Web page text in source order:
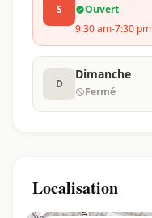
S
Ouvert
9:30 am-7:30 pm
D
Dimanche
Fermé
Localisation